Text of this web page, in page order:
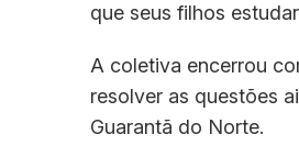
que seus filhos
A coletiva encerrou
resolver as questões
Guarantã do Norte.